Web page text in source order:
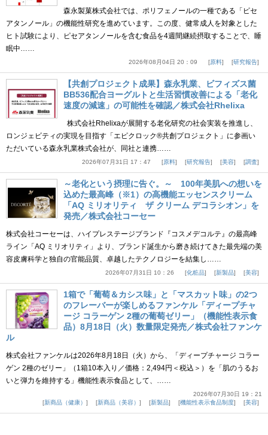
森永製菓株式会社では、ポリフェノールの一種である「ピセ
アタンノール」の機能性研究を進めています。この度、健常成人を対象とした
ヒト試験により、ピセアタンノールを含む食品を4週間継続摂取することで、睡
眠中……
2026年08月04日 20：09 原料 研究報告
【共創プロジェクト成果】森永乳業、ビフィズス菌
BB536配合ヨーグルトと生活習慣改善による「老化
速度の減速」の可能性を確認／株式会社Rhelixa
株式会社Rhelixaが展開する老化研究の社会実装を推進し、
ロンジェビティの実現を目指す「エピクロック®共創プロジェクト」に参画い
ただいている森永乳業株式会社が、同社と連携……
2026年07月31日 17：47 原料 研究報告 美容 調査
～老化という摂理に告ぐ。～ 100年美肌への想いを
込めた最高峰（※1）の高機能エッセンスクリーム
「AQ ミリオリティ ザ クリーム デコラシオン」を
発売／株式会社コーセー
株式会社コーセーは、ハイプレステージブランド『コスメデコルテ』の最高峰
ライン「AQ ミリオリティ」より、ブランド誕生から磨き続けてきた最先端の美
容皮膚科学と独自の官能品質、卓越したテクノロジーを結集し……
2026年07月31日 10：26 化粧品 新製品 美容
1箱で「葡萄＆カシス味」と「マスカット味」の2つ
のフレーバーが楽しめるファンケル「ディープチャ
ージ コラーゲン 2種の葡萄ゼリー」（機能性表示食
品）8月18日（火）数量限定発売／株式会社ファンケ
ル
株式会社ファンケルは2026年8月18日（火）から、「ディープチャージ コラー
ゲン 2種のゼリー」（1箱10本入り／価格：2,494円＜税込＞）を「肌のうるお
いと弾力を維持する」機能性表示食品として、……
2026年07月30日 19：21
新商品（健康）
新商品（美容） 新製品 機能性表示食品制度 美容